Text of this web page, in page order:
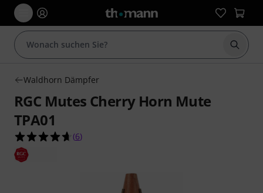
Suche
Waldhorn Dämpfer
RGC Mutes Cherry Horn Mute
TPA01
4.7 von 5 Sternen aus 6 Kundenbewertungen
(6)